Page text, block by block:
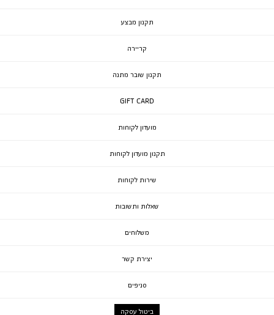
תקנון מבצע
קריירה
תקנון שובר מתנה
GIFT CARD
מועדון לקוחות
תקנון מועדון לקוחות
שירות לקוחות
שאלות ותשובות
משלוחים
יצירת קשר
סניפים
ביטול עסקה